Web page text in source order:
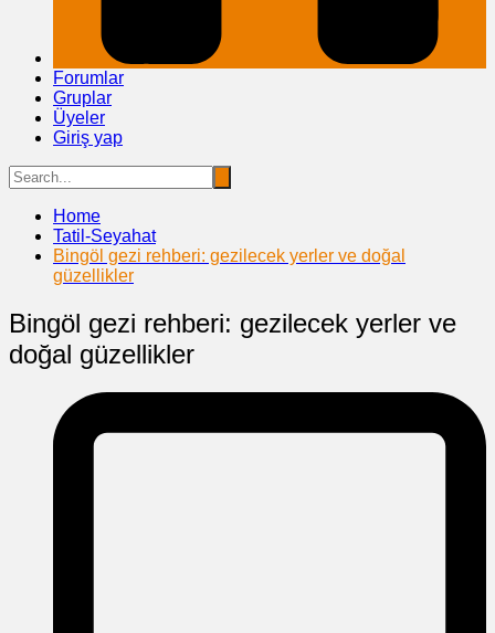
Forumlar
Gruplar
Üyeler
Giriş yap
Home
Tatil-Seyahat
Bingöl gezi rehberi: gezilecek yerler ve doğal
güzellikler
Bingöl gezi rehberi: gezilecek yerler ve
doğal güzellikler